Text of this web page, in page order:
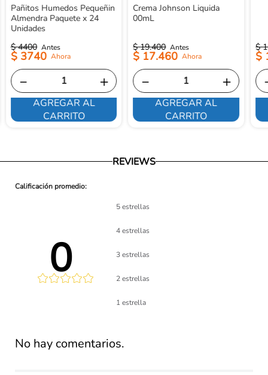
Pañitos Humedos Pequeñin
Almendra Paquete x 24
Unidades
$ 4400
$ 3740
＋
－
AGREGAR AL
CARRITO
Crema Johnson Liquida
00mL
$ 19.400
$ 17.460
＋
－
AGREGAR AL
CARRITO
$
$
REVIEWS
0
5 estrellas
4 estrellas
3 estrellas
2 estrellas
1 estrella
No hay comentarios.